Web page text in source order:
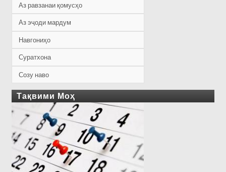
Аз равзанаи қомусҳо
Аз эҷоди мардум
Навгониҳо
Суратхона
Созу наво
Тақвими Моҳ